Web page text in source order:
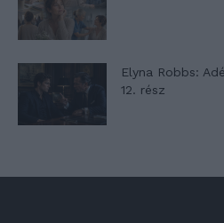
Elyna Robbs:
12. rész